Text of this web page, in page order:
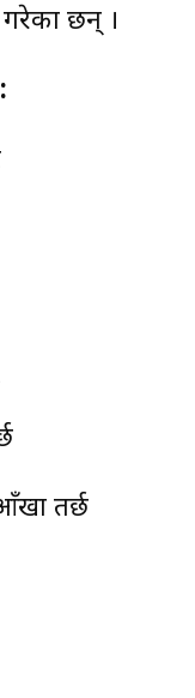
छन् ।
तर्छ